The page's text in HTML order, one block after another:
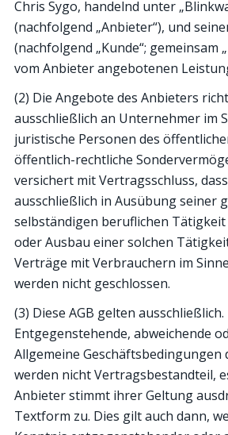
Chris Sygo, handelnd unter
(nachfolgend „Anbieter“), und
(nachfolgend „Kunde“; gemeinsam
vom Anbieter angebotenen
(2) Die Angebote des Anbieters
ausschließlich an Unternehmer im
juristische Personen des
öffentlich-rechtliche
versichert mit Vertragsschluss,
ausschließlich in Ausübung seiner
selbständigen beruflichen Tätigkeit
oder Ausbau einer solchen
Verträge mit Verbrauchern im
werden nicht geschlossen.
(3) Diese AGB gelten ausschließlich.
Entgegenstehende, abweichende
Allgemeine Geschäftsbedingungen
werden nicht Vertragsbestandteil,
Anbieter stimmt ihrer Geltung
Textform zu. Dies gilt auch dann,